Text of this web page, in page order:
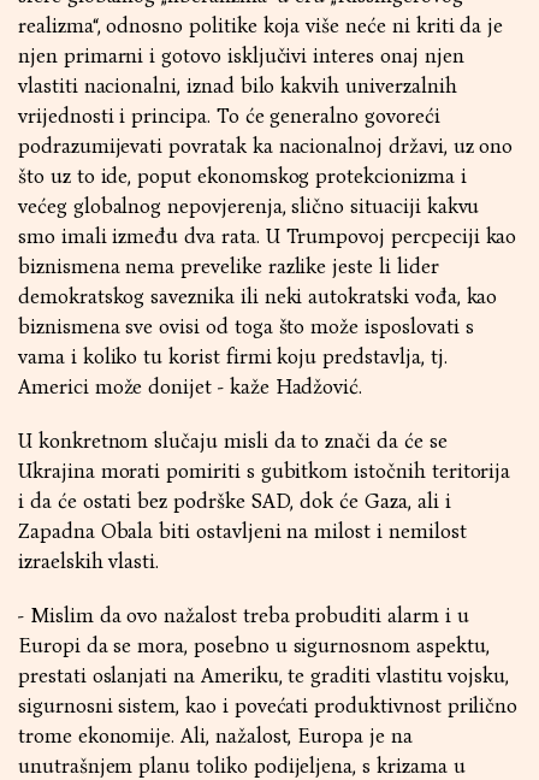
realizma“, odnosno politike koja više neće ni kriti da je
njen primarni i gotovo isključivi interes onaj njen
vlastiti nacionalni, iznad bilo kakvih univerzalnih
vrijednosti i principa. To će generalno govoreći
podrazumijevati povratak ka nacionalnoj državi, uz ono
što uz to ide, poput ekonomskog protekcionizma i
većeg globalnog nepovjerenja, slično situaciji kakvu
smo imali između dva rata. U Trumpovoj percpeciji kao
biznismena nema prevelike razlike jeste li lider
demokratskog saveznika ili neki autokratski vođa, kao
biznismena sve ovisi od toga što može isposlovati s
vama i koliko tu korist firmi koju predstavlja, tj.
Americi može donijet - kaže Hadžović.
U konkretnom slučaju misli da to znači da će se
Ukrajina morati pomiriti s gubitkom istočnih teritorija
i da će ostati bez podrške SAD, dok će Gaza, ali i
Zapadna Obala biti ostavljeni na milost i nemilost
izraelskih vlasti.
- Mislim da ovo nažalost treba probuditi alarm i u
Europi da se mora, posebno u sigurnosnom aspektu,
prestati oslanjati na Ameriku, te graditi vlastitu vojsku,
sigurnosni sistem, kao i povećati produktivnost prilično
trome ekonomije. Ali, nažalost, Europa je na
unutrašnjem planu toliko podijeljena, s krizama u